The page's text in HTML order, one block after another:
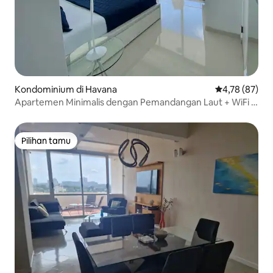
Kondominium di Havana Nilai rata-rata
4,78 (87)
Apartemen Minimalis dengan Pemandangan Laut + WiFi +
Pilihan tamu
Pilihan tamu